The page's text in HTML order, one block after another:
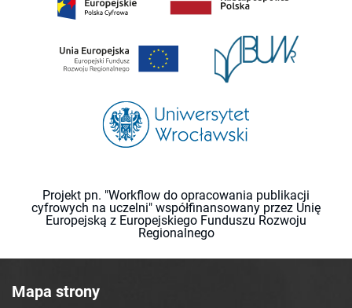
Projekt pn. "Workflow do opracowania publikacji
cyfrowych na uczelni" współfinansowany przez Unię
Europejską z Europejskiego Funduszu Rozwoju
Regionalnego
Mapa strony